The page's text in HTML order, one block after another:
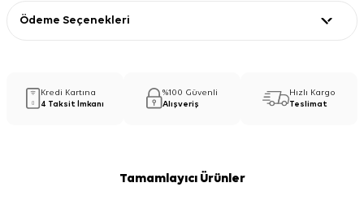
Ödeme Seçenekleri
Kredi Kartına
4 Taksit İmkanı
%100 Güvenli
Alışveriş
Hızlı Kargo
Teslimat
Tamamlayıcı Ürünler